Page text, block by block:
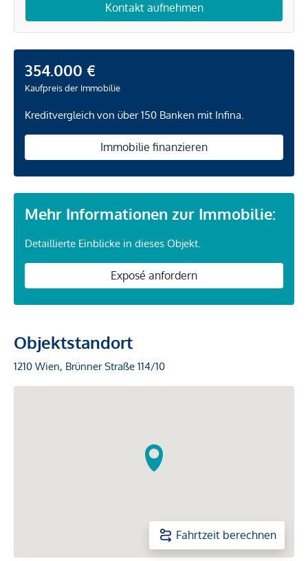
Kontakt aufnehmen
354.000 €
Kaufpreis der Immobilie
Kreditvergleich von über 150 Banken mit Infina.
Immobilie finanzieren
Mehr Informationen zur Immobilie:
Detaillierte Einblicke in dieses Objekt.
Exposé anfordern
Objektstandort
1210 Wien, Brünner Straße 114/10
Fahrtzeit berechnen